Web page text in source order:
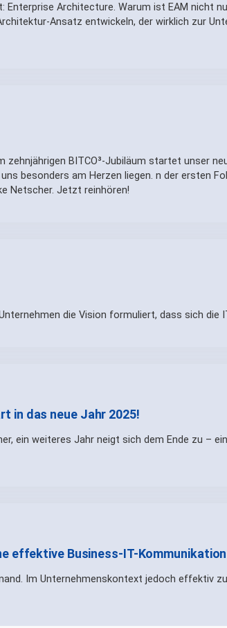
Enterprise Architecture. Warum ist EAM nicht
Ansatz entwickeln, der wirklich zur
zehnjährigen BITCO³-Jubiläum startet unser
besonders am Herzen liegen. n der ersten
Netscher. Jetzt reinhören!
die Vision formuliert, dass sich
in das neue Jahr 2025!
ein weiteres Jahr neigt sich dem Ende zu –
effektive Business-IT-Kommunikation
Im Unternehmenskontext jedoch effektiv